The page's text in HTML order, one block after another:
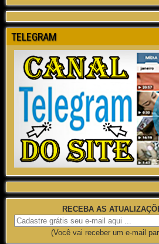
TELEGRAM
RECEBA AS
(Você vai receber um e-mail